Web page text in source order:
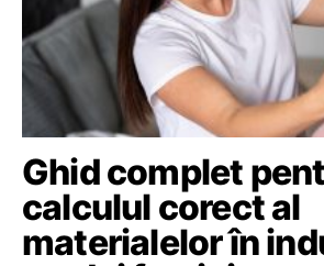
Ghid complet
calculul corect al
materialelor în